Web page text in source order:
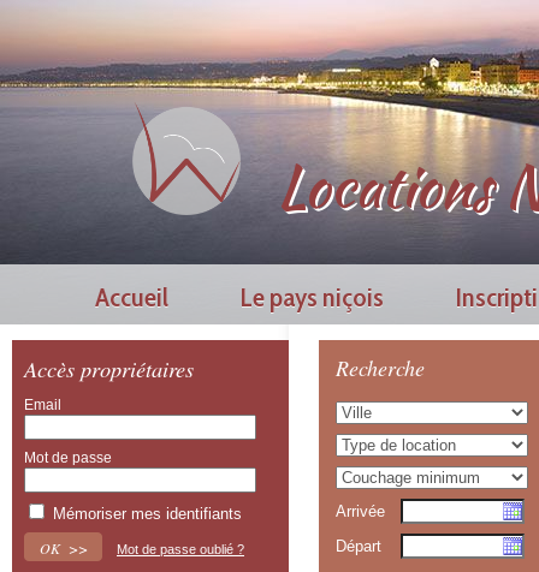
Locations
Accueil Le pays niçois
Recherche
Arrivée
Départ
Accès propriétaires
Email
Mot de passe
Mémoriser mes identifiants
Mot de passe oublié ?